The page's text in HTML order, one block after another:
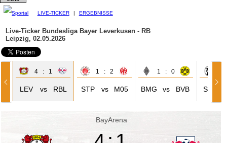
LIVE-TICKER | ERGEBNISSE
Live-Ticker Bundesliga Bayer Leverkusen - RB
Leipzig, 02.05.2026
4 : 1
LEV vs RBL
1 : 2
STP vs M05
1 : 0
BMG vs BVB SCF
BayArena